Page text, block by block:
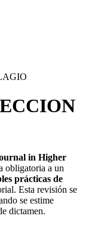
in Higher
obligatoria a un
prácticas de
Esta revisión se
se estime
dictamen.